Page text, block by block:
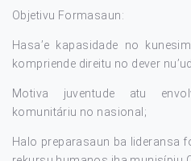
Objetivu Formasaun:
Hasa’e kapasidade no
kompriende direitu no dever
Motiva juventude atu
komunitáriu no nasional;
Halo preparasaun ba lideransa